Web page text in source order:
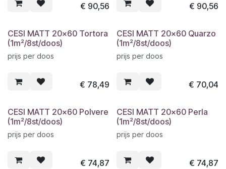
€ 90,56 € 90,56
CESI MATT 20x60 Tortora
(1m²/8st/doos)
prijs per doos
€ 78,49
CESI MATT 20x60 Quarzo
(1m²/8st/doos)
prijs per doos
€ 70,04
CESI MATT 20x60 Polvere
(1m²/8st/doos)
prijs per doos
€ 74,87
CESI MATT 20x60 Perla
(1m²/8st/doos)
prijs per doos
€ 74,87